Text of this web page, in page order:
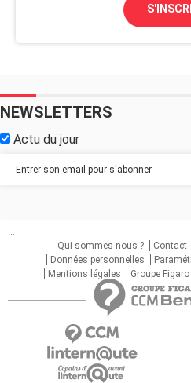
NEWSLETTERS
Actu du jour
...
Qui sommes-nous ?
Contact
Données personnelles
Mentions légales
Groupe Figaro